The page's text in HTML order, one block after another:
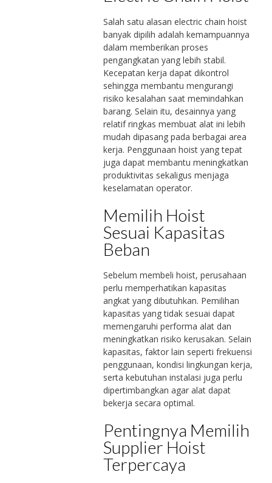
Salah satu alasan electric chain hoist
banyak dipilih adalah kemampuannya
dalam memberikan proses
pengangkatan yang lebih stabil.
Kecepatan kerja dapat dikontrol
sehingga membantu mengurangi
risiko kesalahan saat memindahkan
barang. Selain itu, desainnya yang
relatif ringkas membuat alat ini lebih
mudah dipasang pada berbagai area
kerja. Penggunaan hoist yang tepat
juga dapat membantu meningkatkan
produktivitas sekaligus menjaga
keselamatan operator.
Memilih Hoist
Sesuai Kapasitas
Beban
Sebelum membeli hoist, perusahaan
perlu memperhatikan kapasitas
angkat yang dibutuhkan. Pemilihan
kapasitas yang tidak sesuai dapat
memengaruhi performa alat dan
meningkatkan risiko kerusakan. Selain
kapasitas, faktor lain seperti frekuensi
penggunaan, kondisi lingkungan kerja,
serta kebutuhan instalasi juga perlu
dipertimbangkan agar alat dapat
bekerja secara optimal.
Pentingnya Memilih
Supplier Hoist
Terpercaya